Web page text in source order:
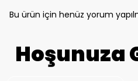
Bu ürün için henüz yorum
Hoşunuza